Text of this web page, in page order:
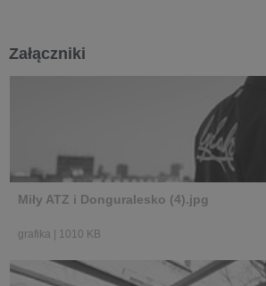
Załączniki
Miły ATZ i Donguralesko (4).jpg
grafika 1010 KB